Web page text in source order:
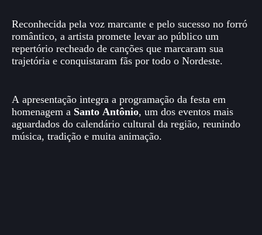
Reconhecida pela voz marcante e pelo sucesso no forró
romântico, a artista promete levar ao público um
repertório recheado de canções que marcaram sua
trajetória e conquistaram fãs por todo o Nordeste.
A apresentação integra a programação da festa em
homenagem a Santo Antônio, um dos eventos mais
aguardados do calendário cultural da região, reunindo
música, tradição e muita animação.